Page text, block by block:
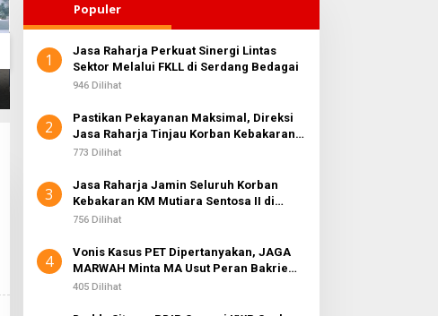
Warga Kepulauan Nias Siap
Kawal Program Berkantor
Sosialisasi Wasbang di
Perjuangkan Ruang Bermain
Anak
Populer
1
Jasa Raharja Perkuat Sinergi Lintas
Sektor Melalui FKLL di Serdang Bedagai
946 Dilihat
2
Pastikan Pekayanan Maksimal, Direksi
Jasa Raharja Tinjau Korban Kebakaran
KM Mutiara Sentosa II
773 Dilihat
3
Jasa Raharja Jamin Seluruh Korban
Kebakaran KM Mutiara Sentosa II di
Perairan Sumenep
756 Dilihat
4
Vonis Kasus PET Dipertanyakan, JAGA
MARWAH Minta MA Usut Peran Bakrie
Group
405 Dilihat